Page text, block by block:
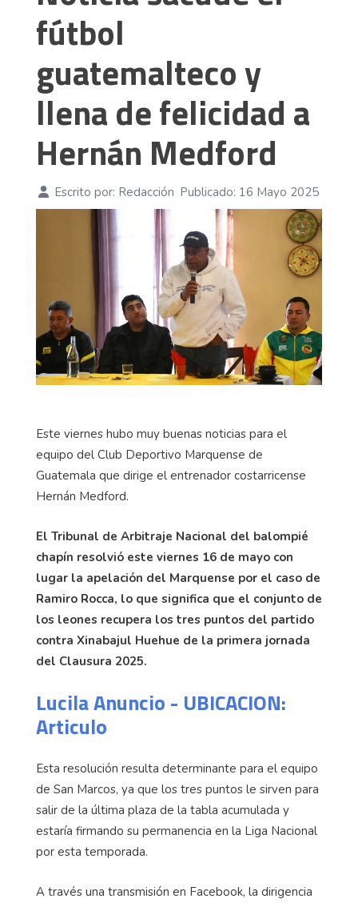
fútbol
guatemalteco y
llena de felicidad a
Hernán Medford
Escrito por: Redacción Publicado: 16 Mayo 2025
Este viernes hubo muy buenas noticias para el
equipo del Club Deportivo Marquense de
Guatemala que dirige el entrenador costarricense
Hernán Medford.
El Tribunal de Arbitraje Nacional del balompié
chapín resolvió este viernes 16 de mayo con
lugar la apelación del Marquense por el caso de
Ramiro Rocca, lo que significa que el conjunto de
los leones recupera los tres puntos del partido
contra Xinabajul Huehue de la primera jornada
del Clausura 2025.
Lucila Anuncio - UBICACION:
Articulo
Esta resolución resulta determinante para el equipo
de San Marcos, ya que los tres puntos le sirven para
salir de la última plaza de la tabla acumulada y
estaría firmando su permanencia en la Liga Nacional
por esta temporada.
A través una transmisión en Facebook, la dirigencia